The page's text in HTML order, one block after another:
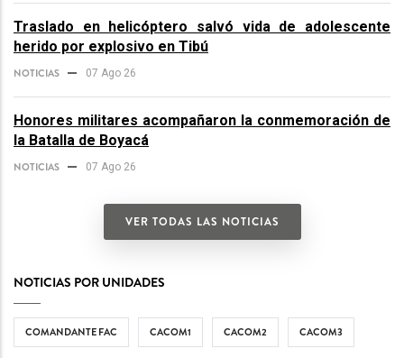
Traslado en helicóptero salvó vida de adolescente
herido por explosivo en Tibú
NOTICIAS 07 Ago 26
Honores militares acompañaron la conmemoración de
la Batalla de Boyacá
NOTICIAS 07 Ago 26
VER TODAS LAS NOTICIAS
NOTICIAS POR UNIDADES
COMANDANTE FAC CACOM1 CACOM2 CACOM3